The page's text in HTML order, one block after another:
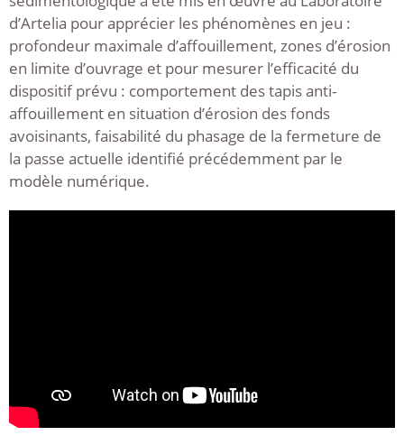
d’Artelia pour apprécier les phénomènes en jeu :
profondeur maximale d’affouillement, zones d’érosion
en limite d’ouvrage et pour mesurer l’efficacité du
dispositif prévu : comportement des tapis anti-
affouillement en situation d’érosion des fonds
avoisinants, faisabilité du phasage de la fermeture de
la passe actuelle identifié précédemment par le
modèle numérique.